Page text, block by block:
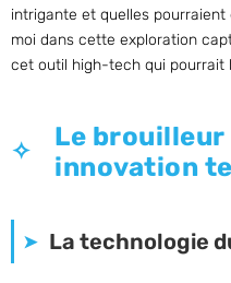
intrigante et quelles
moi dans cette exploration
cet outil high-tech qui pourrait
Le brouilleur
innovation
La technologie